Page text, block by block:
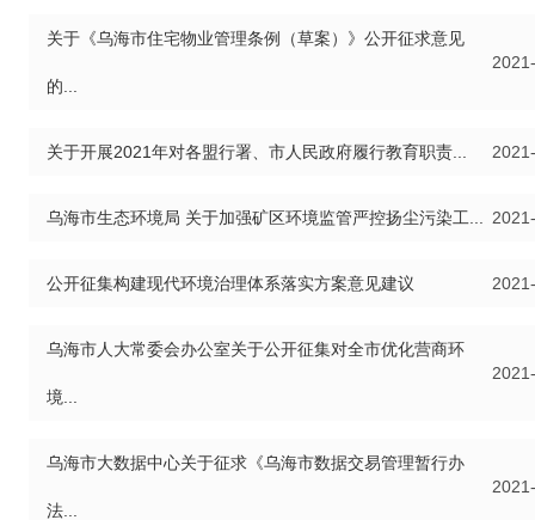
关于《乌海市住宅物业管理条例（草案）》公开征求意见
的...
关于开展2021年对各盟行署、市人民政府履行教育职责...
乌海市生态环境局 关于加强矿区环境监管严控扬尘污染工...
公开征集构建现代环境治理体系落实方案意见建议
乌海市人大常委会办公室关于公开征集对全市优化营商环
境...
乌海市大数据中心关于征求《乌海市数据交易管理暂行办
法...